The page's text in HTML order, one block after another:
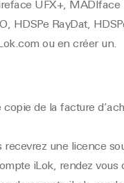
UFX+,
HDSPe RayDat,
ou en créer un.
de la facture
recevrez une licence
iLok, rendez vous